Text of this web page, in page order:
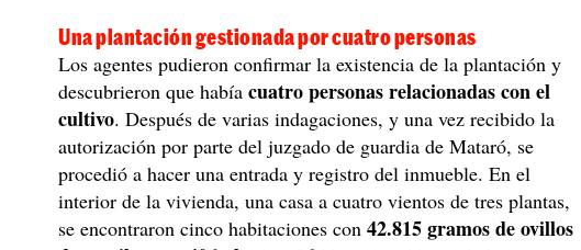
Una plantación gestionada por cuatro personas
Los agentes pudieron confirmar la existencia de la plantación y
descubrieron que habíacuatro personas relacionadas con el
cultivo. Después de varias indagaciones, y una vez recibido la
autorización por parte del juzgado de guardia de Mataró, se
procedió a hacer una entrada y registro del inmueble. En el
interior de la vivienda, una casa a cuatro vientos de tres plantas,
se encontraron cinco habitaciones con42.815 gramos de ovillos